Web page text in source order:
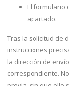
El formulario
apartado.
Tras la solicitud de
instrucciones
la dirección de
correspondiente.